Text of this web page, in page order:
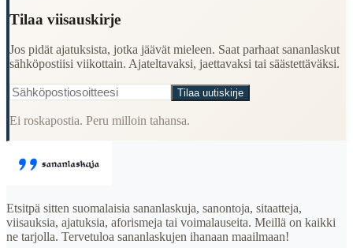
Tilaa viisauskirje
Jos pidät ajatuksista, jotka jäävät mieleen. Saat parhaat sananlaskut
sähköpostiisi viikottain. Ajateltavaksi, jaettavaksi tai säästettäväksi.
Tilaa uutiskirje
Ei roskapostia. Peru milloin tahansa.
Etsitpä sitten suomalaisia sananlaskuja, sanontoja, sitaatteja,
viisauksia, ajatuksia, aforismeja tai voimalauseita. Meillä on kaikki
ne tarjolla. Tervetuloa sananlaskujen ihanaan maailmaan!